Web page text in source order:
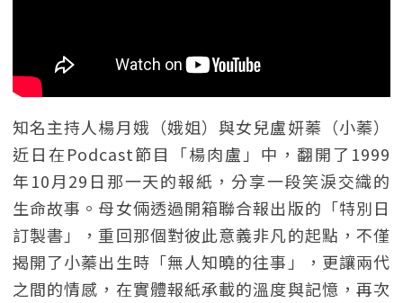
知名主持人楊月娥（娥姐）與女兒盧妍蓁（小蓁）
近日在Podcast節目「楊肉盧」中，翻開了1999
年10月29日那一天的報紙，分享一段笑淚交織的
生命故事。母女倆透過開箱聯合報出版的「特別日
訂製書」，重回那個對彼此意義非凡的起點，不僅
揭開了小蓁出生時「無人知曉的往事」，更讓兩代
之間的情感，在實體報紙承載的溫度與記憶，再次